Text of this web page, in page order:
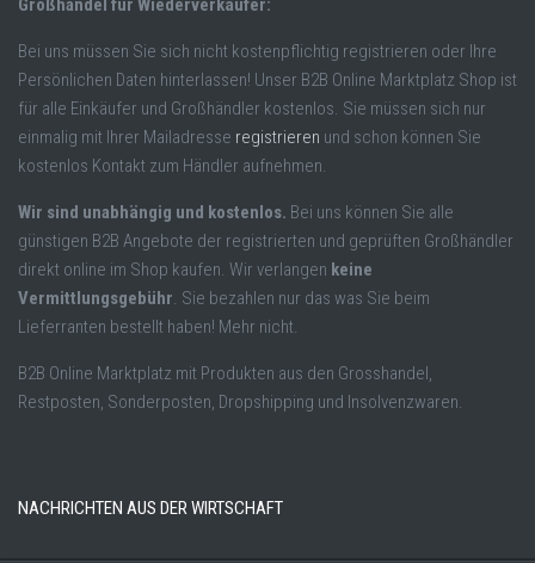
Großhandel für Wiederverkäufer:
Bei uns müssen Sie sich nicht kostenpflichtig registrieren oder Ihre
Persönlichen Daten hinterlassen! Unser B2B Online Marktplatz Shop ist
für alle Einkäufer und Großhändler kostenlos. Sie müssen sich nur
einmalig mit Ihrer Mailadresse registrieren und schon können Sie
kostenlos Kontakt zum Händler aufnehmen.
Wir sind unabhängig und kostenlos. Bei uns können Sie alle
günstigen B2B Angebote der registrierten und geprüften Großhändler
direkt online im Shop kaufen. Wir verlangen keine
Vermittlungsgebühr. Sie bezahlen nur das was Sie beim
Lieferranten bestellt haben! Mehr nicht.
B2B Online Marktplatz mit Produkten aus den Grosshandel,
Restposten, Sonderposten, Dropshipping und Insolvenzwaren.
NACHRICHTEN AUS DER WIRTSCHAFT